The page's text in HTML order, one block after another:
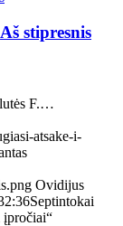
stipresnis
F.…
atsake-i-
Ovidijus
Septintokai
įpročiai“